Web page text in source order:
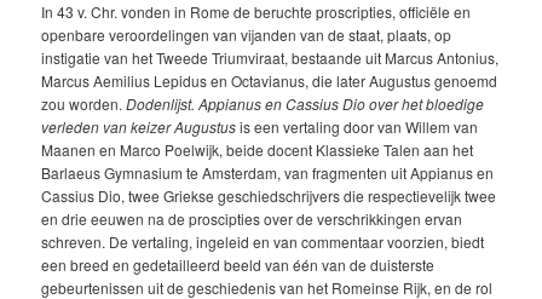
In 43 v. Chr. vonden in Rome de beruchte proscripties, officiële en
openbare veroordelingen van vijanden van de staat, plaats, op
instigatie van het Tweede Triumviraat, bestaande uit Marcus Antonius,
Marcus Aemilius Lepidus en Octavianus, die later Augustus genoemd
zou worden.Dodenlijst. Appianus en Cassius Dio over het bloedige
verleden van keizer Augustusis een vertaling door van Willem van
Maanen en Marco Poelwijk, beide docent Klassieke Talen aan het
Barlaeus Gymnasium te Amsterdam, van fragmenten uit Appianus en
Cassius Dio, twee Griekse geschiedschrijvers die respectievelijk twee
en drie eeuwen na de proscipties over de verschrikkingen ervan
schreven. De vertaling, ingeleid en van commentaar voorzien, biedt
een breed en gedetailleerd beeld van één van de duisterste
gebeurtenissen uit de geschiedenis van het Romeinse Rijk, en de rol